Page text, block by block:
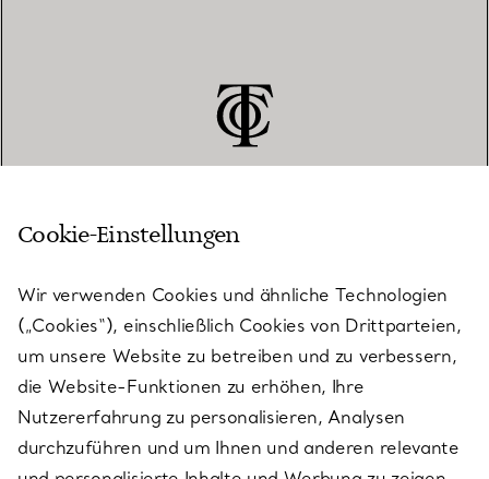
KUNDENSERVICE
SERVICES
ÜBER TIFFANY & CO.
Cookie-Einstellungen
Wir verwenden Cookies und ähnliche Technologien
(„Cookies“), einschließlich Cookies von Drittparteien,
um unsere Website zu betreiben und zu verbessern,
die Website-Funktionen zu erhöhen, Ihre
Nutzererfahrung zu personalisieren, Analysen
durchzuführen und um Ihnen und anderen relevante